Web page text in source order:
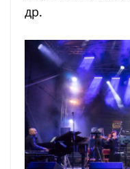
др.